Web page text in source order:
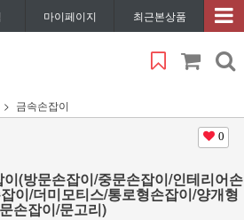
마이페이지 최근본상품
금속손잡이
0
(방문손잡이/중문손잡이/인테리어손
이/더미모티스/통로형손잡이/양개형
손잡이/문고리)